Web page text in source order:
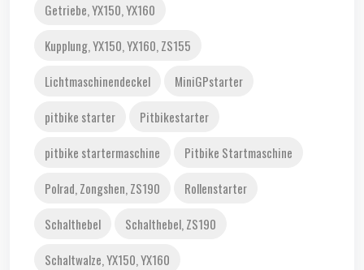
Getriebe, YX150, YX160
Kupplung, YX150, YX160, ZS155
Lichtmaschinendeckel
MiniGPstarter
pitbike starter
Pitbikestarter
pitbike startermaschine
Pitbike Startmaschine
Polrad, Zongshen, ZS190
Rollenstarter
Schalthebel
Schalthebel, ZS190
Schaltwalze, YX150, YX160